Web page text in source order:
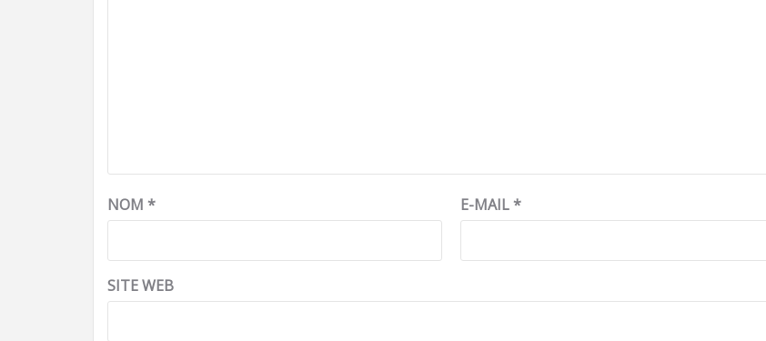
NOM * E-MAIL*
SITE WEB